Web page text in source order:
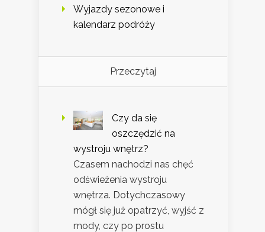
Wyjazdy sezonowe i
kalendarz podróży
Przeczytaj
Czy da się
oszczędzić na
wystroju wnętrz?
Czasem nachodzi nas chęć
odświeżenia wystroju
wnętrza. Dotychczasowy
mógł się już opatrzyć, wyjść z
mody, czy po prostu